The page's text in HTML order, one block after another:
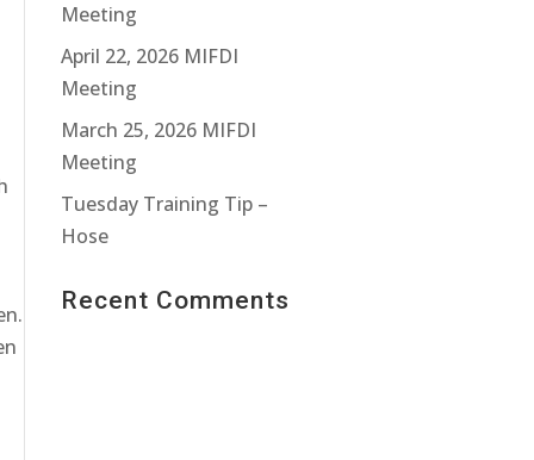
Meeting
April 22, 2026 MIFDI
Meeting
March 25, 2026 MIFDI
Meeting
Tuesday Training Tip –
Hose
Recent Comments